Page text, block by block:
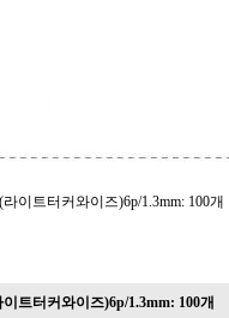
이트터커와이즈)6p/1.3mm: 100개
트터커와이즈)6p/1.3mm: 100개